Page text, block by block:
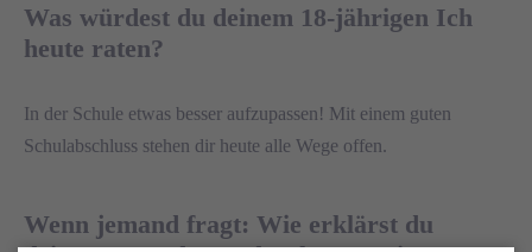
Was würdest du deinem 18-jährigen Ich
heute raten?
In der Schule etwas besser aufzupassen! Mit einem guten
Schulabschluss stehen dir heute alle Wege offen.
Wenn jemand fragt: Wie erklärst du